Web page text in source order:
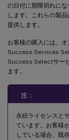
の日付に期限切れに
します。これらの製
提供します。
お客様の購入には、
Success Services
Success Selectサー
ます。
注：
永続ライセンスと
ています。お客様
している場合、既